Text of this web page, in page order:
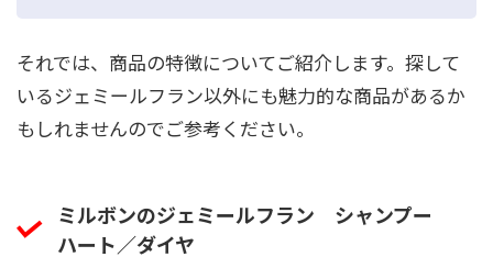
それでは、商品の特徴についてご紹介します。探して
いるジェミールフラン以外にも魅力的な商品があるか
もしれませんのでご参考ください。
ミルボンのジェミールフラン シャンプー
ハート／ダイヤ